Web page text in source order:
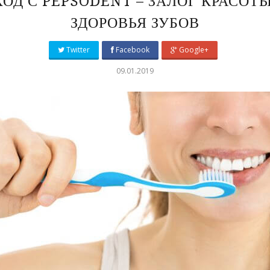
ЗДОРОВЬЯ ЗУБОВ
Twitter Facebook Google+
09.01.2019